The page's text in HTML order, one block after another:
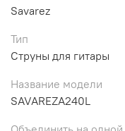
Savarez
Тип
Струны для гитары
Название модели
SAVAREZA240L